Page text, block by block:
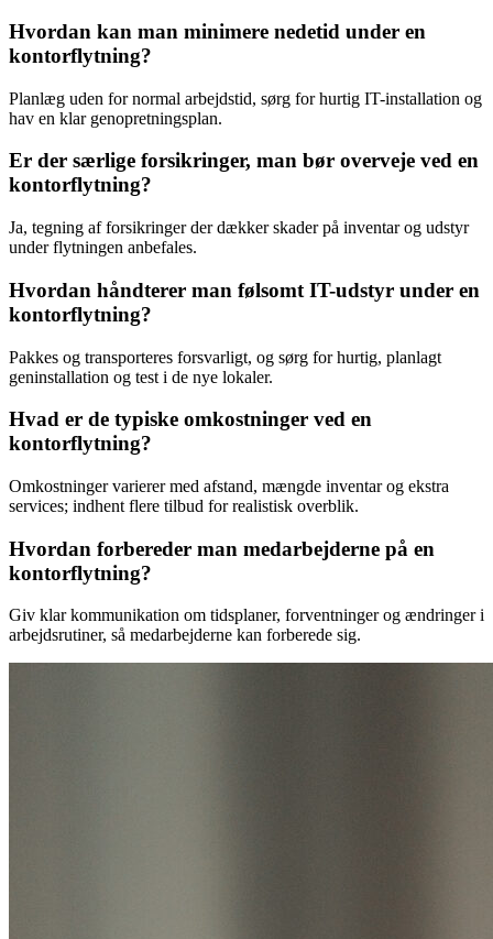
Hvordan kan man minimere nedetid under en
kontorflytning?
Planlæg uden for normal arbejdstid, sørg for hurtig IT-installation og
hav en klar genopretningsplan.
Er der særlige forsikringer, man bør overveje ved en
kontorflytning?
Ja, tegning af forsikringer der dækker skader på inventar og udstyr
under flytningen anbefales.
Hvordan håndterer man følsomt IT-udstyr under en
kontorflytning?
Pakkes og transporteres forsvarligt, og sørg for hurtig, planlagt
geninstallation og test i de nye lokaler.
Hvad er de typiske omkostninger ved en
kontorflytning?
Omkostninger varierer med afstand, mængde inventar og ekstra
services; indhent flere tilbud for realistisk overblik.
Hvordan forbereder man medarbejderne på en
kontorflytning?
Giv klar kommunikation om tidsplaner, forventninger og ændringer i
arbejdsrutiner, så medarbejderne kan forberede sig.